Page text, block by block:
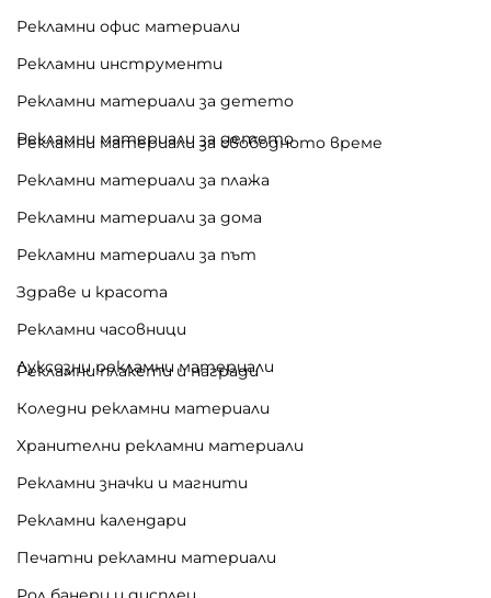
Рекламни офис материали
Рекламни инструменти
Рекламни материали за детето
Рекламни материали за детето
Рекламни материали за свободното време
Рекламни материали за плажа
Рекламни материали за дома
Рекламни материали за път
Здраве и красота
Рекламни часовници
Луксозни рекламни материали
Рекламни плакети и награди
Коледни рекламни материали
Хранителни рекламни материали
Рекламни значки и магнити
Рекламни календари
Печатни рекламни материали